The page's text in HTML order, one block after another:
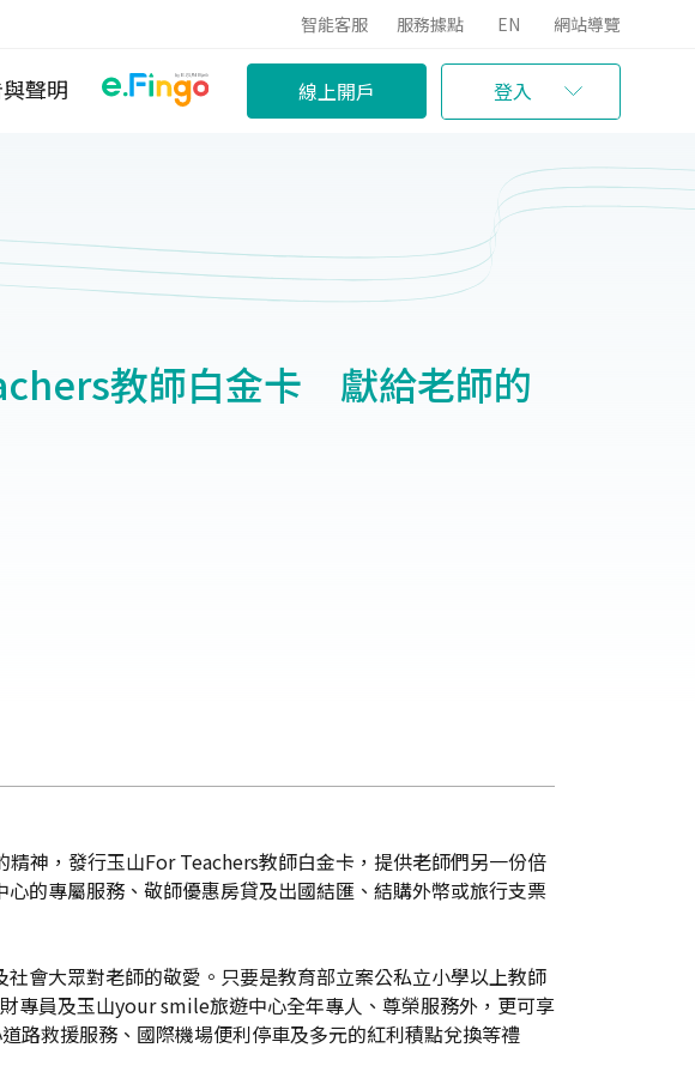
智能客服 服務據點 EN 網站導覽
聲明 線上開戶 登入
教師白金卡 獻給老師的
神，發行玉山For Teachers教師白金卡，提供老師們另一份倍
的專屬服務、敬師優惠房貸及出國結匯、結購外幣或旅行支票
會大眾對老師的敬愛。只要是教育部立案公私立小學以上教師
專員及玉山your smile旅遊中心全年專人、尊榮服務外，更可享
路救援服務、國際機場便利停車及多元的紅利積點兌換等禮